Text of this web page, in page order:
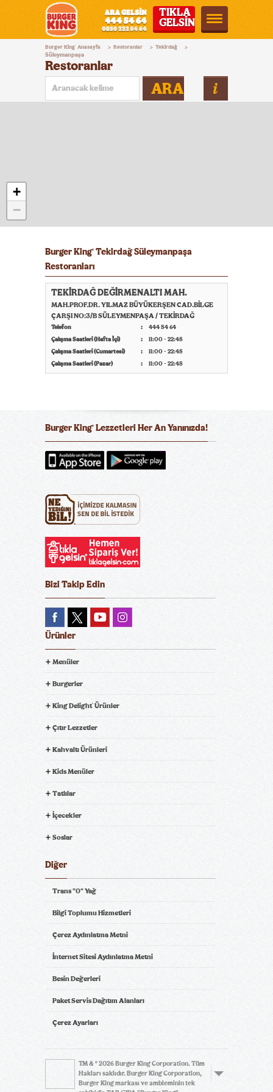
Burger
King®
Türkiye
TIKLA
GELSİN
Burger King® Anasayfa > Restoranlar > Tekirdağ >
Süleymanpaşa
Restoranlar
ARA
+
−
Burger King® Tekirdağ Süleymanpaşa
Restoranları
TEKİRDAĞ DEĞİRMENALTI MAH.
MAH.PROF.DR. YILMAZ BÜYÜKERŞEN CAD.BİLGE
ÇARŞI NO:3/B SÜLEYMENPAŞA / TEKİRDAĞ
Telefon
444 54 64
Çalışma Saatleri (Hafta İçi)
11:00 - 22:45
Çalışma Saatleri (Cumartesi)
11:00 - 22:45
Çalışma Saatleri (Pazar)
11:00 - 22:45
Burger King® Lezzetleri Her An Yanınızda!
Bizi Takip Edin
Ürünler
Menüler
Burgerler
King Delight® Ürünler
Çıtır Lezzetler
Kahvaltı Ürünleri
Kids Menüler
Tatlılar
İçecekler
Soslar
Diğer
Trans "0" Yağ
Bilgi Toplumu Hizmetleri
Çerez Aydınlatma Metni
İnternet Sitesi Aydınlatma Metni
Besin Değerleri
Paket Servis Dağıtım Alanları
Çerez Ayarları
TM & © 2026 Burger King Corporation. Tüm
Hakları saklıdır. Burger King Corporation,
Burger King markası ve ambleminin tek